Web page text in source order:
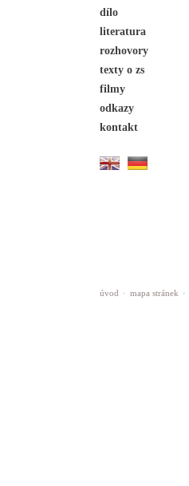
dílo
literatura
rozhovory
texty o zs
filmy
odkazy
kontakt
úvod · mapa stránek ·